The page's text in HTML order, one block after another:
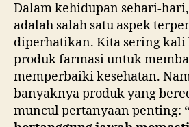
Dalam kehidupan sehari-
adalah salah satu aspek
diperhatikan. Kita sering kali
produk farmasi untuk
memperbaiki kesehatan.
banyaknya produk yang
muncul pertanyaan penting: